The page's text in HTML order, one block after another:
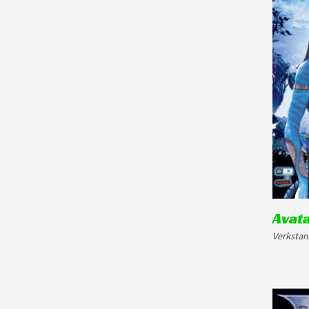
Verkstan